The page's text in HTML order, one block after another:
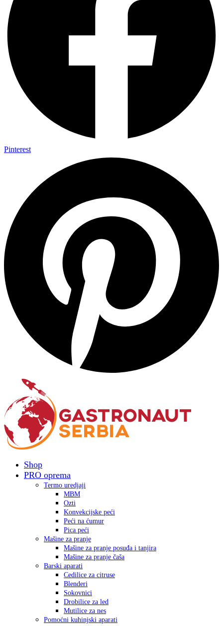
Pinterest
Shop
PRO oprema
Termo uredjaji
MBM
Ozti
Konvekcijske peći
Peći na ćumur
Pica peći
Mašine za pranje
Mašine za pranje posuđa i tanjira
Mašine za pranje čaša
Barski aparati
Cedilice za citruse
Blenderi
Sokovnici
Drobilice za led
Mutilice za nes
Pomoćni kuhinjski aparati